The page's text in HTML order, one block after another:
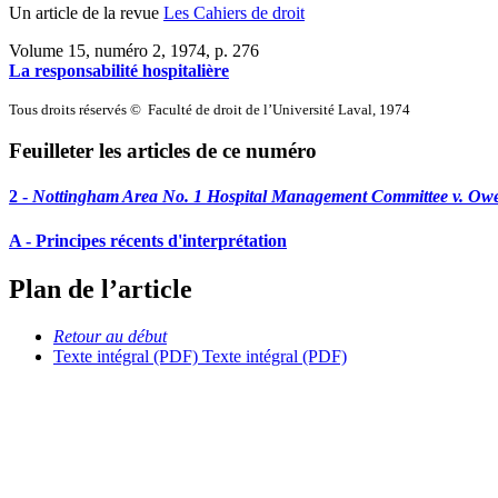
Un article de la revue Les Cahiers de droit
Volume 15, numéro 2, 1974, p. 276
La responsabilité hospitalière
Tous droits réservés © Faculté de droit de l’Université Laval, 1974
Feuilleter les articles de ce numéro
2 - Nottingham Area No. 1 Hospital Management Committee v.
A - Principes récents d'interprétation
Plan de l’article
Retour au début
Texte intégral (PDF) Texte intégral (PDF)